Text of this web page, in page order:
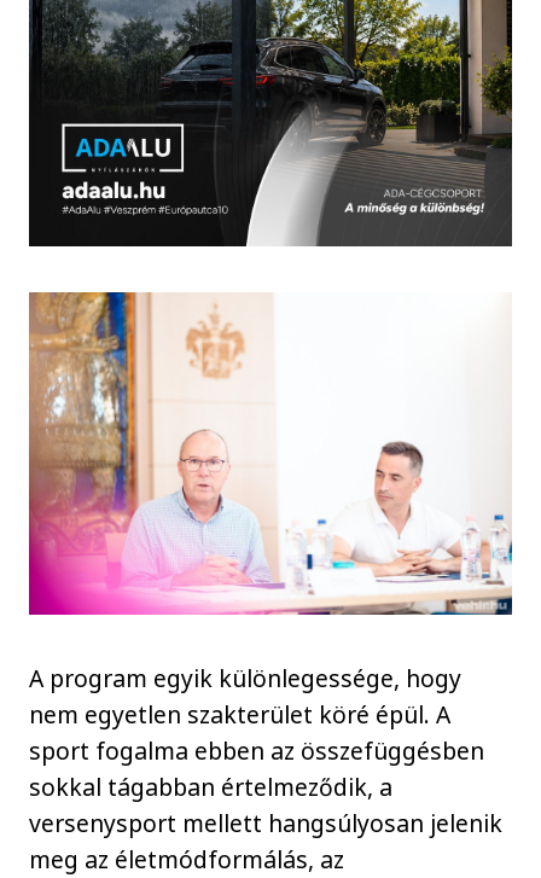
A program egyik különlegessége, hogy
nem egyetlen szakterület köré épül. A
sport fogalma ebben az összefüggésben
sokkal tágabban értelmeződik, a
versenysport mellett hangsúlyosan jelenik
meg az életmódformálás, az